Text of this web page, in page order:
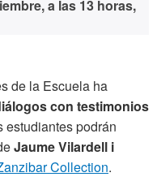
a las 13 horas,
de la Escuela ha
con testimonios
estudiantes podrán
Jaume Vilardell i
Collection.